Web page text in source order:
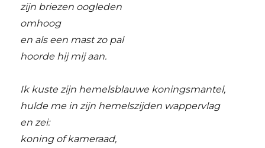
zijn briezen oogleden
omhoog
en als een mast zo pal
hoorde hij mij aan.
Ik kuste zijn hemelsblauwe koningsmantel,
hulde me in zijn hemelszijden wappervlag
en zei:
koning of kameraad,